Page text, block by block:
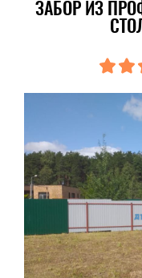
ЗАБОР ИЗ